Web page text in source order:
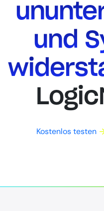
und
Kostenlos testen